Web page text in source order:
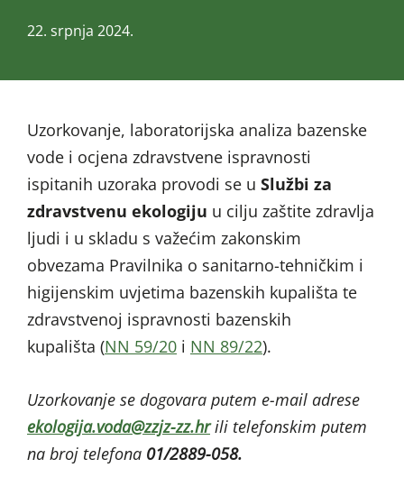
22. srpnja 2024.
Uzorkovanje, laboratorijska analiza bazenske
vode i ocjena zdravstvene ispravnosti
ispitanih uzoraka provodi se u Službi za
zdravstvenu ekologiju u cilju zaštite zdravlja
ljudi i u skladu s važećim zakonskim
obvezama Pravilnika o sanitarno-tehničkim i
higijenskim uvjetima bazenskih kupališta te
zdravstvenoj ispravnosti bazenskih
kupališta (NN 59/20 i NN 89/22).
Uzorkovanje se dogovara putem e-mail adrese
rh.zz-zjzz
@adov.ajigoloke
ili telefonskim putem
na broj telefona 01/2889-058.